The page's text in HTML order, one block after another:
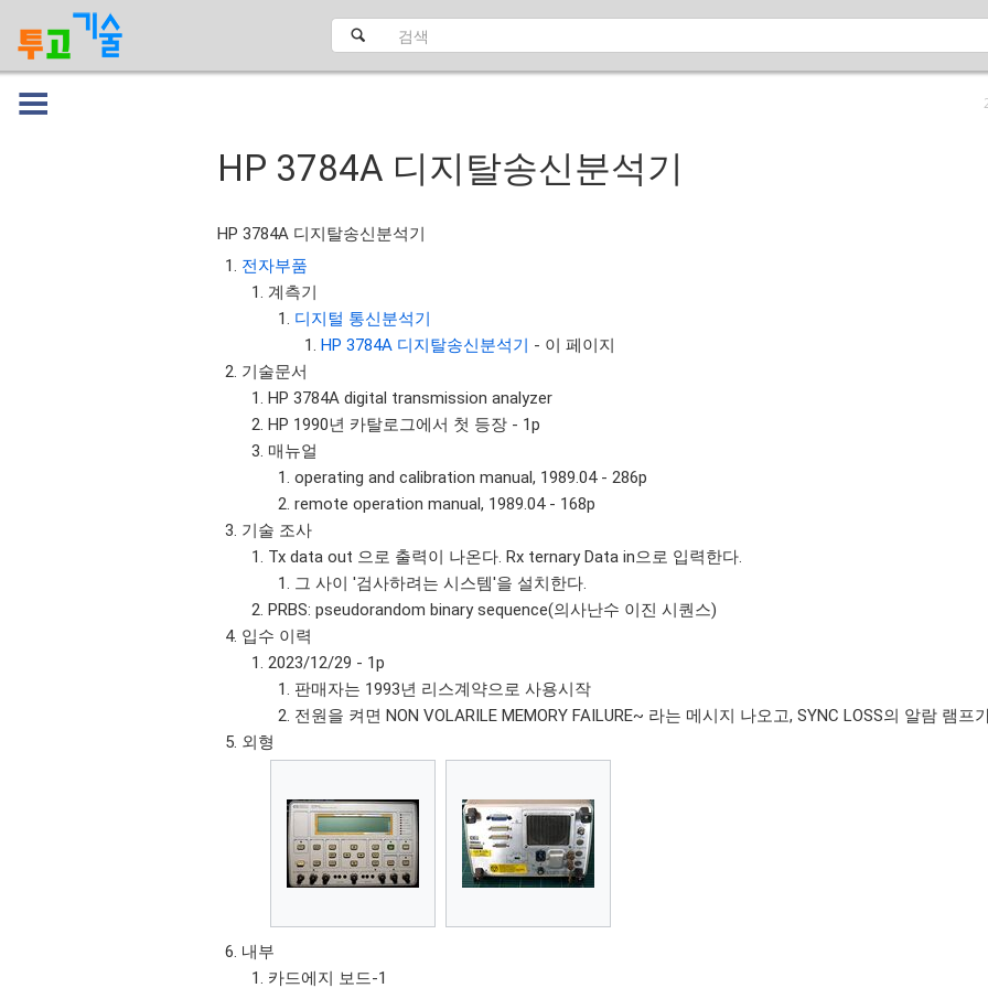
HP 3784A 디지탈송신분석기
HP 3784A 디지탈송신분석기
전자부품
계측기
디지털 통신분석기
HP 3784A 디지탈송신분석기 - 이 페이지
기술문서
HP 3784A digital transmission analyzer
HP 1990년 카탈로그에서 첫 등장 - 1p
매뉴얼
operating and calibration manual, 1989.04 - 286p
remote operation manual, 1989.04 - 168p
기술 조사
Tx data out 으로 출력이 나온다. Rx ternary Data in으로 입력한다.
그 사이 '검사하려는 시스템'을 설치한다.
PRBS: pseudorandom binary sequence(의사난수 이진 시퀀스)
입수 이력
2023/12/29 - 1p
판매자는 1993년 리스계약으로 사용시작
전원을 켜면 NON VOLARILE MEMORY FAILURE~ 라는 메시지 나오고, SYNC LOSS의 알람 램프
외형
내부
카드에지 보드-1